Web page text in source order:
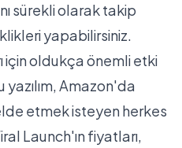
sürekli olarak takip
yapabilirsiniz.
için oldukça önemli etki
Amazon'da
etmek isteyen herkes
Launch'ın fiyatları,